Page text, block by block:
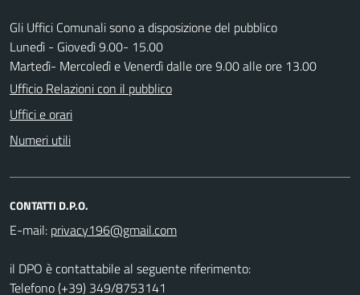
Gli Uffici Comunali sono a disposizione del pubblico
Lunedì - Giovedì 9.00- 15.00
Martedì- Mercoledì e Venerdì dalle ore 9.00 alle ore 13.00
Ufficio Relazioni con il pubblico
Uffici e orari
Numeri utili
CONTATTI D.P.O.
E-mail:
il DPO è contattabile al seguente riferimento:
Telefono (+39) 349/8753141